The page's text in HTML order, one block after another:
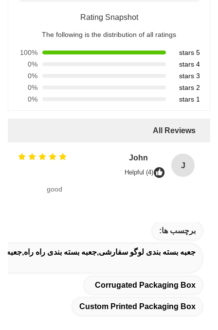
Rating Snapshot
The following is the distribution of all ratings
5 stars
100%
4 stars
0%
3 stars
0%
2 stars
0%
1 stars
0%
All Reviews
J
John
Helpful (4)
good
برچسب ها:
جعبه بسته بندی لوگو سفارشی,جعبه بسته بندی راه
Corrugated Packaging Box
Custom Printed Packaging Box